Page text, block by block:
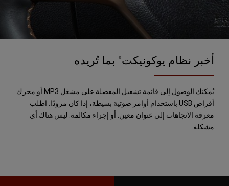
أخبر نظام يوكونيكت® بما تُريده
يُمكنك الوصول إلى قائمة تشغيل المفضلة على مشغل MP3 أو محرك
أقراص USB باستخدام أوامر صوتية بسيطة، إذا كان مزودًا. اطلب
معرفة الاتجاهات إلى عنوان معين. أو إجراء مكالمة. ليس هناك أي
مشكلة.